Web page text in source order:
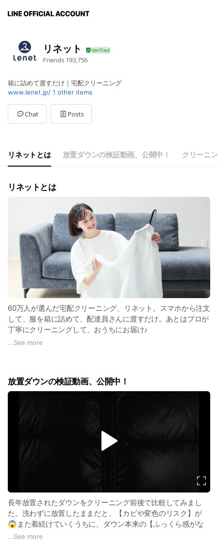
リネット
Friends 193,756
箱に詰めて渡すだけ｜宅配クリーニング
www.lenet.jp/ 1 other items
Chat Posts
リネットとは 放置ダウンの検証動画、公開中！ クリーニ
リネットとは
60万人が選んだ宅配クリーニング、リネット。スマホから注文
して、服を箱に詰めて、配達員さんに渡すだけ。あとはプロが
丁寧にクリーニングして、おうちにお届け♪
気づいたらクリーニングは後回し…そんな日もありますよね。
でも大丈夫、リネットならパッと頼めてキレイもばっちり。手
あなたの大切な一着、リネットにおまかせください！
...See more
放置ダウンの検証動画、公開中！
長年放置されたダウンをクリーニング前後で比較してみまし
た。洗わずに放置したままだと、【カビや変色のリスク】が
😱また着続けていくうちに、ダウン本来の【ふっくら感がな
くなり、保温性が低下】することも💦
...See more